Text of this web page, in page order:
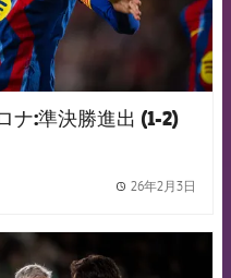
ナ:準決勝進出 (1-2)
26年2月3日
Barcelona badge